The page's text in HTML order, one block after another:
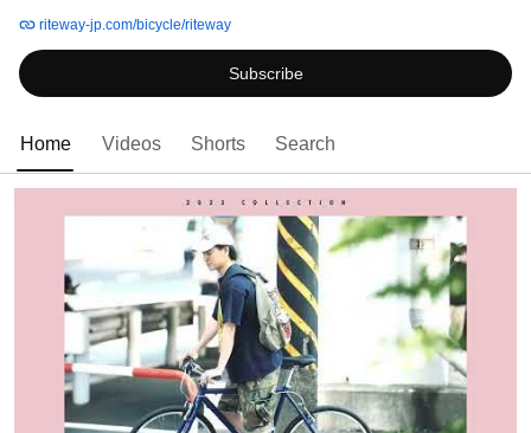
riteway-jp.com/bicycle/riteway
Subscribe
Home Videos Shorts Search